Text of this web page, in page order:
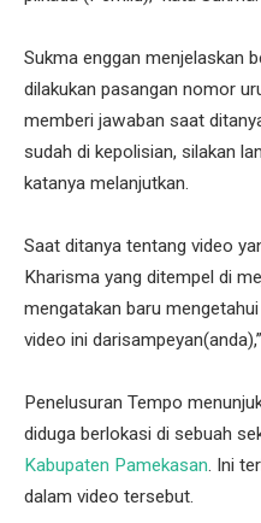
Sukma enggan menjelaskan
dilakukan pasangan nomor
memberi jawaban saat
sudah di kepolisian, silakan
katanya melanjutkan.
Saat ditanya tentang video
Kharisma yang ditempel di
mengatakan baru
video ini
Penelusuran Tempo
diduga berlokasi di sebuah
Kabupaten Pamekasan . Ini
dalam video tersebut.